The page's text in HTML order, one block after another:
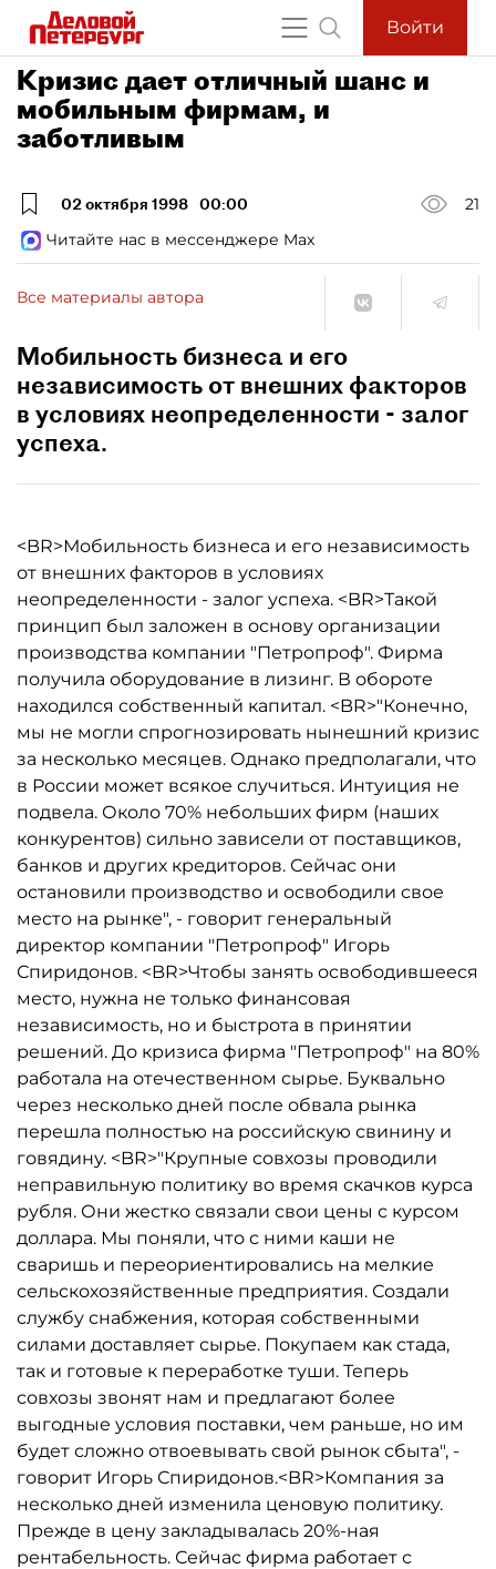
Войти
Кризис дает отличный шанс и
мобильным фирмам, и
заботливым
02 октября 1998 00:00
21
Читайте нас в мессенджере Max
Все материалы автора
Мобильность бизнеса и его
независимость от внешних факторов
в условиях неопределенности - залог
успеха.
<BR>Мобильность бизнеса и его независимость
от внешних факторов в условиях
неопределенности - залог успеха. <BR>Такой
принцип был заложен в основу организации
производства компании "Петропроф". Фирма
получила оборудование в лизинг. В обороте
находился собственный капитал. <BR>"Конечно,
мы не могли спрогнозировать нынешний кризис
за несколько месяцев. Однако предполагали, что
в России может всякое случиться. Интуиция не
подвела. Около 70% небольших фирм (наших
конкурентов) сильно зависели от поставщиков,
банков и других кредиторов. Сейчас они
остановили производство и освободили свое
место на рынке", - говорит генеральный
директор компании "Петропроф" Игорь
Спиридонов. <BR>Чтобы занять освободившееся
место, нужна не только финансовая
независимость, но и быстрота в принятии
решений. До кризиса фирма "Петропроф" на 80%
работала на отечественном сырье. Буквально
через несколько дней после обвала рынка
перешла полностью на российскую свинину и
говядину. <BR>"Крупные совхозы проводили
неправильную политику во время скачков курса
рубля. Они жестко связали свои цены с курсом
доллара. Мы поняли, что с ними каши не
сваришь и переориентировались на мелкие
сельскохозяйственные предприятия. Создали
службу снабжения, которая собственными
силами доставляет сырье. Покупаем как стада,
так и готовые к переработке туши. Теперь
совхозы звонят нам и предлагают более
выгодные условия поставки, чем раньше, но им
будет сложно отвоевывать свой рынок сбыта", -
говорит Игорь Спиридонов.<BR>Компания за
несколько дней изменила ценовую политику.
Прежде в цену закладывалась 20%-ная
рентабельность. Сейчас фирма работает с